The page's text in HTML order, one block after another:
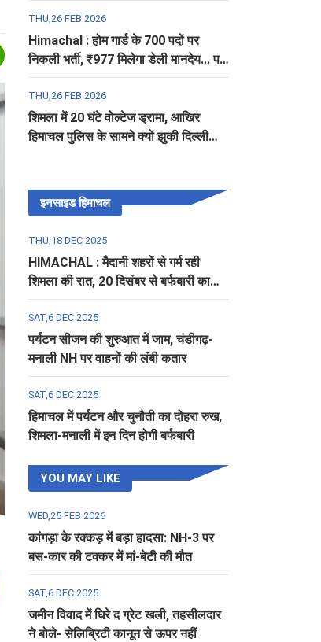
THU,26 FEB 2026
Himachal : होम गार्ड के 700 पदों पर
निकली भर्ती, ₹977 मिलेगा डेली मानदेय... पढ़ें
पूरी डिटेल
THU,26 FEB 2026
शिमला में 20 घंटे वोल्टेज ड्रामा, आखिर
हिमाचल पुलिस के सामने क्यों झुकी दिल्ली
इनसाइड हिमाचल
THU,18 DEC 2025
HIMACHAL : मैदानी शहरों से गर्म रही
शिमला की रात, 20 दिसंबर से बर्फबारी का
अलर्ट
SAT,6 DEC 2025
पर्यटन सीजन की शुरुआत में जाम, चंडीगढ़-
मनाली NH पर वाहनों की लंबी कतार
SAT,6 DEC 2025
हिमाचल में पर्यटन और चुनौती का दोहरा रुख,
शिमला-मनाली में इन दिन होगी बर्फबारी
YOU MAY LIKE
WED,25 FEB 2026
कांगड़ा के रक्कड़ में बड़ा हादसा: NH-3 पर
बस-कार की टक्कर में मां-बेटी की मौत
SAT,6 DEC 2025
जमीन विवाद में घिरे द ग्रेट खली, तहसीलदार
ने बोले- सेलिब्रिटी कानून से ऊपर नहीं